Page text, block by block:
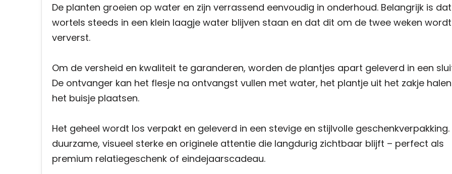
De planten groeien op water en zijn verrassend eenvoudig in onderhoud. Belangrijk is
wortels steeds in een klein laagje water blijven staan en dat dit om de twee weken wordt
ververst.
Om de versheid en kwaliteit te garanderen, worden de plantjes apart geleverd in een
De ontvanger kan het flesje na ontvangst vullen met water, het plantje uit het zakje
het buisje plaatsen.
Het geheel wordt los verpakt en geleverd in een stevige en stijlvolle geschenkverpakking.
duurzame, visueel sterke en originele attentie die langdurig zichtbaar blijft – perfect als
premium relatiegeschenk of eindejaarscadeau.